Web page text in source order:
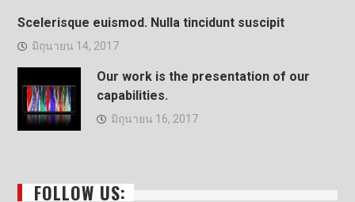
Scelerisque euismod. Nulla tincidunt suscipit
มิถุนายน 14, 2017
Our work is the presentation of our
capabilities.
มิถุนายน 16, 2017
FOLLOW US: